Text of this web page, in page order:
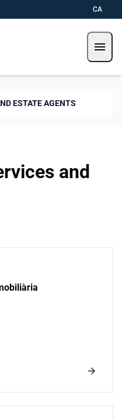
CA
menu
ESTATE AGENTS
and
arrow_forward